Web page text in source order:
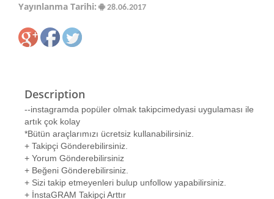
Yayınlanma Tarihi: 28.06.2017
Description
--instagramda popüler olmak takipcimedyasi uygulaması ile
artık çok kolay
*Bütün araçlarımızı ücretsiz kullanabilirsiniz.
+ Takipçi Gönderebilirsiniz.
+ Yorum Gönderebilirsiniz
+ Beğeni Gönderebilirsiniz.
+ Sizi takip etmeyenleri bulup unfollow yapabilirsiniz.
+ İnstaGRAM Takipçi Arttır